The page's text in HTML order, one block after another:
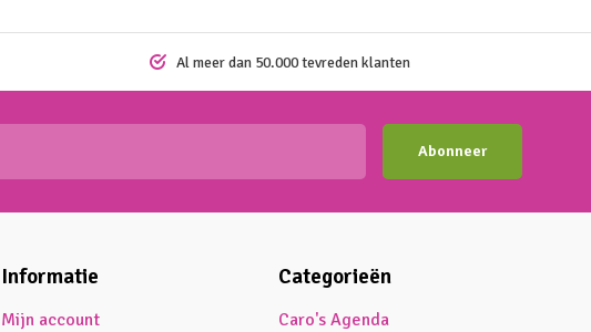
Al meer dan 50.000 tevreden klanten
Abonneer
Informatie
Mijn account
Categorieën
Caro's Agenda